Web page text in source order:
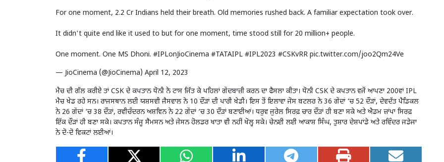
For one moment, 2.2 Cr Indians held their breath. Old memories rushed back. A familiar expectation took over.
It didn't quite end like it used to but for one moment, time stood still for 20 million+ people.
One moment. One MS Dhoni. #IPLonJioCinema #TATAIPL #IPL2023 #CSKvRR pic.twitter.com/joo2Qm24Ve
— JioCinema (@JioCinema) April 12, 2023
ਮੈਚ ਦੀ ਗੱਲ ਕਰੀਏ ਤਾਂ CSK ਦੇ ਕਪਤਾਨ ਧੋਨੀ ਨੇ ਟਾਸ ਜਿੱਤ ਕੇ ਪਹਿਲਾਂ ਗੇਂਦਬਾਜ਼ੀ ਕਰਨ ਦਾ ਫੈਸਲਾ ਕੀਤਾ। ਧੋਨੀ CSK ਦੇ ਕਪਤਾਨ ਵਜੋਂ ਆਪਣਾ 200ਵਾਂ IPL
ਮੈਚ ਖੇਡ ਰਹੇ ਸਨ। ਰਾਜਸਥਾਨ ਲਈ ਯਸ਼ਸਵੀ ਜੈਸਵਾਲ ਨੇ 10 ਦੌੜਾਂ ਦੀ ਪਾਰੀ ਖੇਡੀ। ਇਸ ਤੋਂ ਇਲਾਵਾ ਜੋਸ ਬਟਲਰ ਨੇ 36 ਗੇਂਦਾਂ ‘ਚ 52 ਦੌੜਾਂ, ਦੇਵਦੱਤ ਪੈਡਿਕਲ
ਨੇ 26 ਗੇਂਦਾਂ ‘ਚ 38 ਦੌੜਾਂ, ਰਵੀਚੰਦਰਨ ਅਸ਼ਵਿਨ ਨੇ 22 ਗੇਂਦਾਂ ‘ਚ 30 ਦੌੜਾਂ ਬਣਾਈਆਂ। ਧਰੁਵ ਜੁਰੇਲ ਸਿਰਫ਼ ਚਾਰ ਦੌੜਾਂ ਹੀ ਬਣਾ ਸਕੇ ਅਤੇ ਐਡਮ ਜ਼ਾਂਪਾ ਸਿਰਫ਼
ਇੱਕ ਦੌੜਾਂ ਹੀ ਬਣਾ ਸਕੇ। ਕਪਤਾਨ ਸੰਜੂ ਸੈਮਸਨ ਅਤੇ ਜੇਸਨ ਹੋਲਡਰ ਖਾਤਾ ਵੀ ਨਹੀਂ ਖੋਲ੍ਹ ਸਕੇ। ਚੇਨਈ ਲਈ ਆਕਾਸ਼ ਸਿੰਘ, ਤੁਸ਼ਾਰ ਦੇਸ਼ਪਾਂਡੇ ਅਤੇ ਰਵਿੰਦਰ ਜਡੇਜਾ
ਨੇ ਦੋ-ਦੋ ਵਿਕਟਾਂ ਲਈਆਂ।